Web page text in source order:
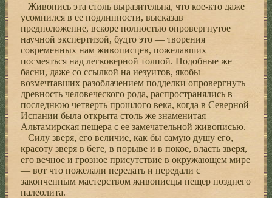
Живопись эта столь выразительна, что кое-кто даже
усомнился в ее подлинности, высказав
предположение, вскоре полностью опровергнутое
научной экспертизой, будто это — творения
современных нам живописцев, пожелавших
посмеяться над легковерной толпой. Подобные же
басни, даже со ссылкой на иезуитов, якобы
возмечтавших разоблачением подделки опровергнуть
древность человеческого рода, распространялись в
последнюю четверть прошлого века, когда в Северной
Испании была открыта столь же знаменитая
Альтамирская пещера с ее замечательной живописью.
Силу зверя, его величие, как бы самую душу его,
красоту зверя в беге, в порыве и в покое, власть зверя,
его вечное и грозное присутствие в окружающем мире
— вот что пожелали передать и передали с
законченным мастерством живописцы пещер позднего
палеолита.